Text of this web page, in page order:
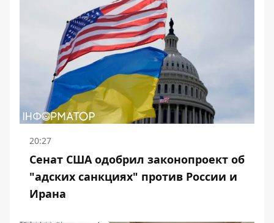
20:27
Сенат США одобрил законопроект об
"адских санкциях" против России и
Ирана